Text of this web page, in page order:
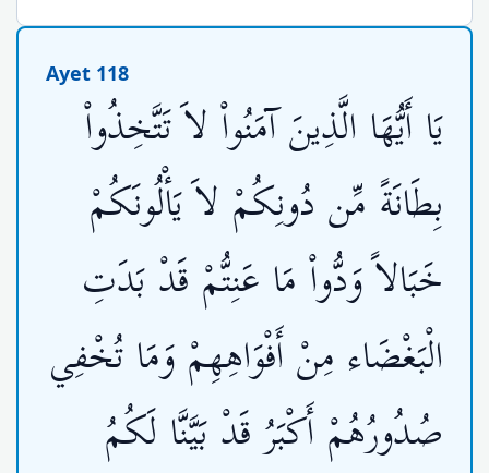
Ayet 118
يَا أَيُّهَا الَّذِينَ آمَنُواْ لاَ تَتَّخِذُواْ
بِطَانَةً مِّن دُونِكُمْ لاَ يَأْلُونَكُمْ
خَبَالاً وَدُّواْ مَا عَنِتُّمْ قَدْ بَدَتِ
الْبَغْضَاء مِنْ أَفْوَاهِهِمْ وَمَا تُخْفِي
صُدُورُهُمْ أَكْبَرُ قَدْ بَيَّنَّا لَكُمُ